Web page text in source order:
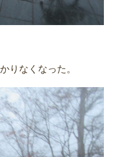
りなくなった。